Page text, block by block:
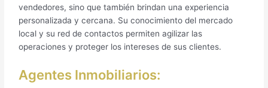
vendedores, sino que también brindan una experiencia
personalizada y cercana. Su conocimiento del mercado
local y su red de contactos permiten agilizar las
operaciones y proteger los intereses de sus clientes.
Agentes Inmobiliarios: